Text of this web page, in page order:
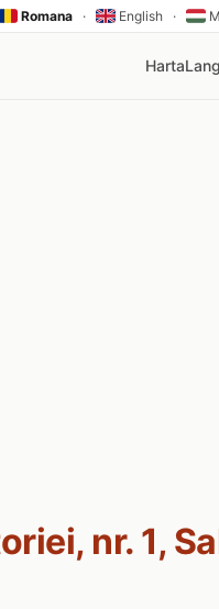
Romana · English ·
Harta
nr. 1,